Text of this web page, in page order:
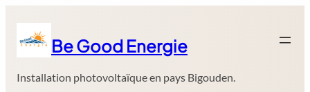
contenu
Be Good Energie
Installation photovoltaïque en pays Bigouden.